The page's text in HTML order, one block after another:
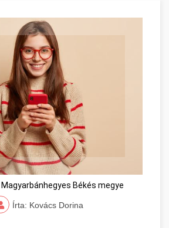
Magyarbánhegyes Békés megye
Írta: Kovács Dorina